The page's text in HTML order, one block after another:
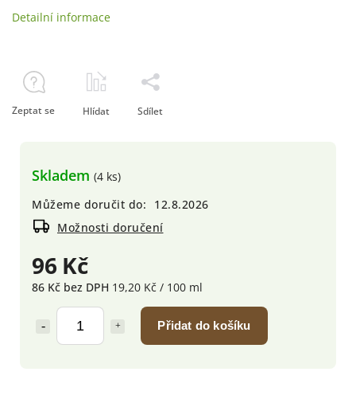
96 Kč
86 Kč bez DPH 19,20 Kč / 100 ml
Přidat do košíku
Skladem (4 ks)
Můžeme doručit do:
12.8.2026
Možnosti doručení
Detailní informace
Zeptat se Hlídat Sdílet